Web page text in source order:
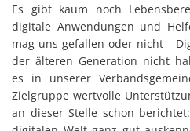
Es gibt kaum noch
digitale Anwendungen und
mag uns gefallen oder nicht –
der älteren Generation nicht
es in unserer
Zielgruppe wertvolle
an dieser Stelle schon